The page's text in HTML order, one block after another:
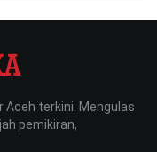
Aceh terkini. Mengulas
pemikiran,